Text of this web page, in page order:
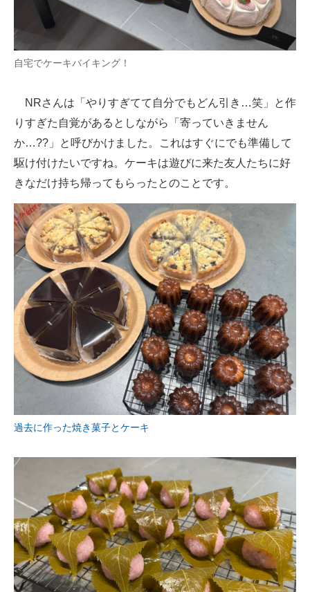
自宅でケーキバイキング！
NRさんは「やりすぎてて自分でもどん引き…笑」と作
りすぎた自覚があるとしながら「寄っていきません
か…??」と呼びかけました。これはすぐにでも準備して
駆け付けたいですね。ケーキは遊びに来た友人たちに好
きなだけ持ち帰ってもらったとのことです。
過去に作った焼き菓子とケーキ